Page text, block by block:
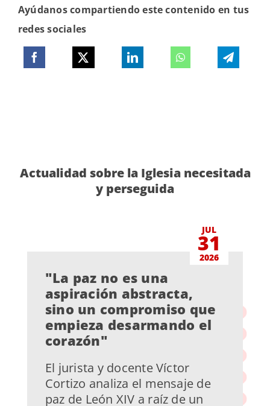
Ayúdanos compartiendo este contenido en tus
redes sociales
Actualidad sobre la Iglesia necesitada
y perseguida
JUL
31
2026
"La paz no es una
aspiración abstracta,
sino un compromiso que
empieza desarmando el
corazón"
El jurista y docente Víctor
Cortizo analiza el mensaje de
paz de León XIV a raíz de un